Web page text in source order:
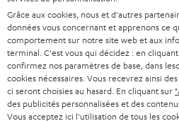
n
e
w
s
l
STEREO
SMART HOME
BLUETOOTH
CASQUES AUDIO
PRESSE
B2B
NEWSLETTER
AUTRICHE
SUISSE
PAYS-BAS
Grâce aux cookies, nous et d'autres
données vous concernant et apprenons ce
comportement sur notre site web et aux
terminal. C'est vous qui décidez : en
confirmez nos paramètres de base, dans
cookies nécessaires. Vous recevrez ainsi
ci seront choisies au hasard. En cliquant sur
des publicités personnalisées et des
Vous acceptez ici l'utilisation de tous les